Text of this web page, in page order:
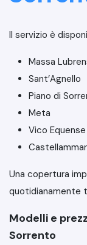
Il servizio è
Massa
Sant’Agnello
Piano di
Meta
Vico Equense
Una copertura
quotidianamente
Modelli e
Sorrento